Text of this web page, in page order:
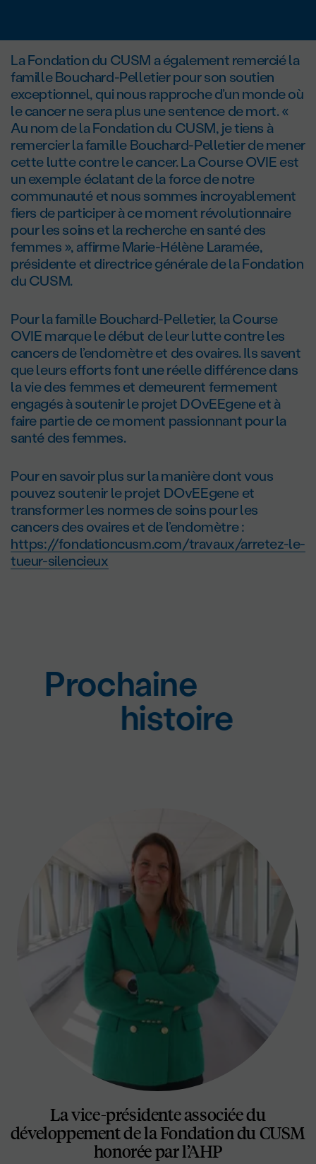
La Fondation du CUSM a également remercié la
famille Bouchard-Pelletier pour son soutien
exceptionnel, qui nous rapproche d’un monde où
le cancer ne sera plus une sentence de mort. «
Au nom de la Fondation du CUSM, je tiens à
remercier la famille Bouchard-Pelletier de mener
cette lutte contre le cancer. La Course OVIE est
un exemple éclatant de la force de notre
communauté et nous sommes incroyablement
fiers de participer à ce moment révolutionnaire
pour les soins et la recherche en santé des
femmes », affirme Marie-Hélène Laramée,
présidente et directrice générale de la Fondation
du CUSM.
Pour la famille Bouchard-Pelletier, la Course
OVIE marque le début de leur lutte contre les
cancers de l’endomètre et des ovaires. Ils savent
que leurs efforts font une réelle différence dans
la vie des femmes et demeurent fermement
engagés à soutenir le projet DOvEEgene et à
faire partie de ce moment passionnant pour la
santé des femmes.
Pour en savoir plus sur la manière dont vous
pouvez soutenir le projet DOvEEgene et
transformer les normes de soins pour les
cancers des ovaires et de l’endomètre :
https://fondationcusm.com/travaux/arretez-le-
tueur-silencieux
Prochaine
histoire
La vice-présidente associée du
développement de la Fondation du CUSM
honorée par l’AHP